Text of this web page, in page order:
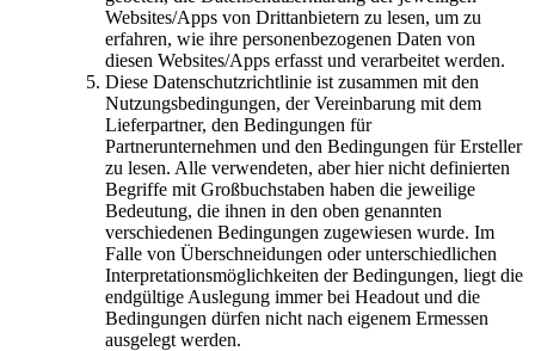
Websites/Apps von Drittanbietern zu lesen, um zu
erfahren, wie ihre personenbezogenen Daten von
diesen Websites/Apps erfasst und verarbeitet werden.
Diese Datenschutzrichtlinie ist zusammen mit den
Nutzungsbedingungen, der Vereinbarung mit dem
Lieferpartner, den Bedingungen für
Partnerunternehmen und den Bedingungen für Ersteller
zu lesen. Alle verwendeten, aber hier nicht definierten
Begriffe mit Großbuchstaben haben die jeweilige
Bedeutung, die ihnen in den oben genannten
verschiedenen Bedingungen zugewiesen wurde. Im
Falle von Überschneidungen oder unterschiedlichen
Interpretationsmöglichkeiten der Bedingungen, liegt die
endgültige Auslegung immer bei Headout und die
Bedingungen dürfen nicht nach eigenem Ermessen
ausgelegt werden.